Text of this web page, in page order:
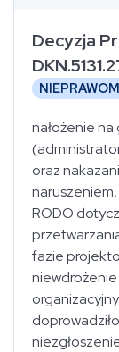
Decyzja
nałożenie
oraz
RODO
fazie